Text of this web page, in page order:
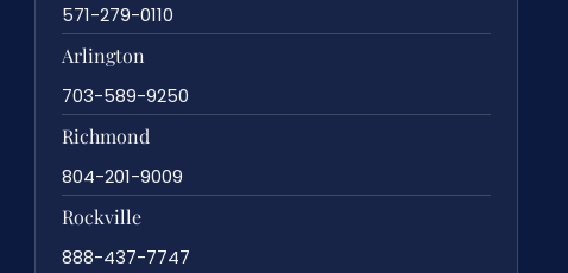
571-279-0110
Arlington
703-589-9250
Richmond
804-201-9009
Rockville
888-437-7747